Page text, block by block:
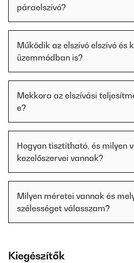
páraelszívó?
Működik az elszívó elszívó és
üzemmódban is?
Mekkora az elszívási
e?
Hogyan tisztítható, és milyen
kezelőszervei vannak?
Milyen méretei vannak és
szélességet válasszam?
Kiegészítők